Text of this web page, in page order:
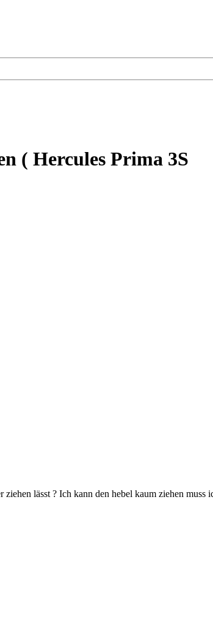
( Hercules Prima 3S
lässt ? Ich kann den hebel kaum ziehen